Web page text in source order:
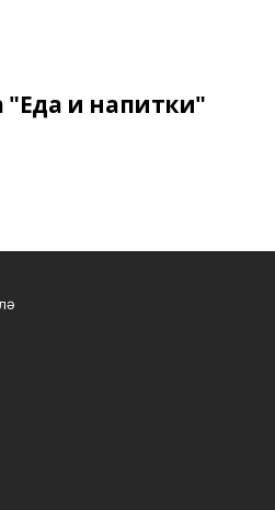
"Еда и напитки"